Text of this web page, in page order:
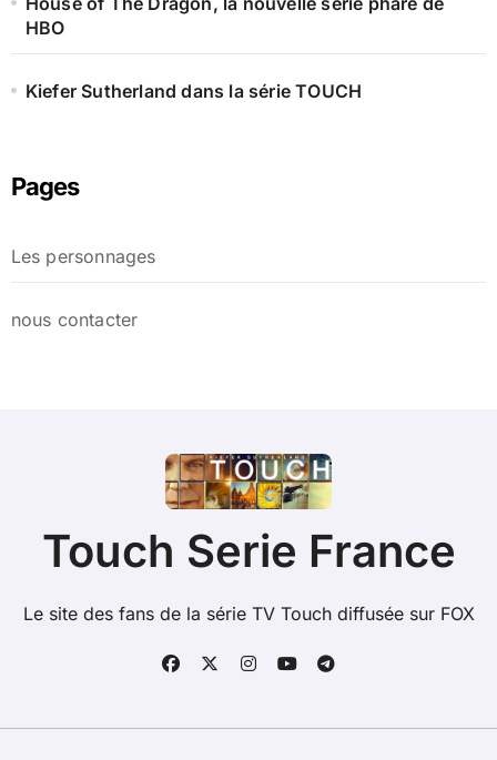
HBO
Kiefer Sutherland dans la série TOUCH
Pages
Les personnages
nous contacter
Touch Serie France
Le site des fans de la série TV Touch diffusée sur FOX